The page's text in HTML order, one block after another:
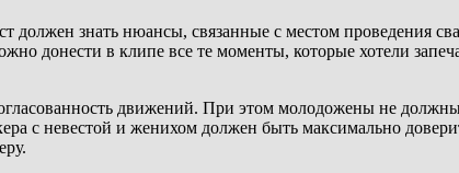
должен знать нюансы, связанные с местом проведения
донести в клипе все те моменты, которые хотели
движений. При этом молодожены не
с невестой и женихом должен быть максимально